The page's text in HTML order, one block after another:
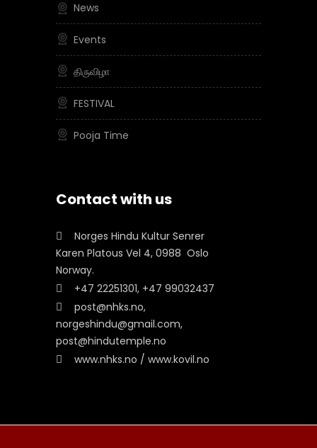
News
Events
திருவிழா
FESTIVAL
Pooja Time
Contact with us
Norges Hindu Kultur Senrer
Karen Platous Vel 4, 0988 Oslo
Norway.
+47 22251301, +47 99032437
post@nhks.no,
norgeshindu@gmail.com,
post@hindutemple.no
www.nhks.no / www.kovil.no